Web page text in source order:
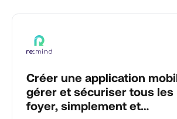
Créer une application
gérer et sécuriser tous les
foyer, simplement et